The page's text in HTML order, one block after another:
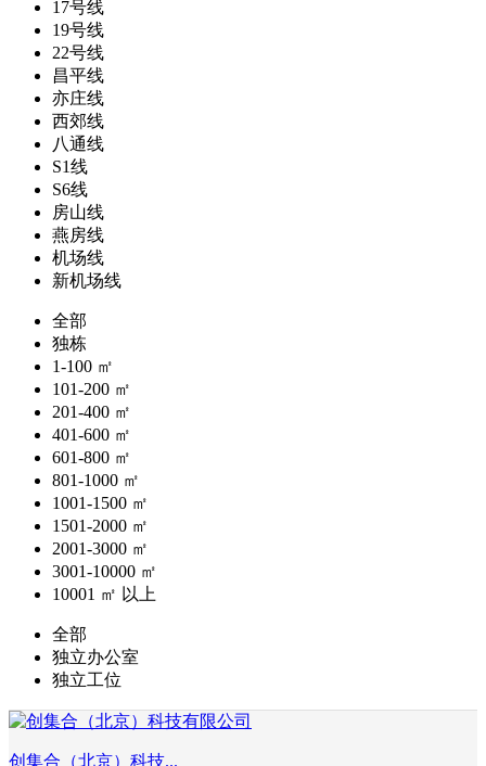
17号线
19号线
22号线
昌平线
亦庄线
西郊线
八通线
S1线
S6线
房山线
燕房线
机场线
新机场线
全部
独栋
1-100 ㎡
101-200 ㎡
201-400 ㎡
401-600 ㎡
601-800 ㎡
801-1000 ㎡
1001-1500 ㎡
1501-2000 ㎡
2001-3000 ㎡
3001-10000 ㎡
10001 ㎡ 以上
全部
独立办公室
独立工位
创集合（北京）科技...